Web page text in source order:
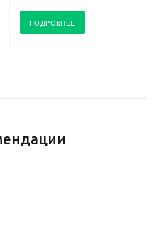
ПОДРОБНЕЕ